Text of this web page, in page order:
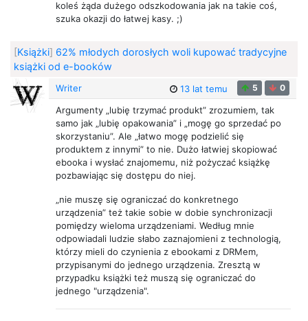
koleś żąda dużego odszkodowania jak na takie coś,
szuka okazji do łatwej kasy. ;)
[Książki] 62% młodych dorosłych woli kupować tradycyjne
książki od e-booków
Writer 13 lat temu 5 0
Argumenty „lubię trzymać produkt” zrozumiem, tak
samo jak „lubię opakowania” i „mogę go sprzedać po
skorzystaniu”. Ale „łatwo mogę podzielić się
produktem z innymi” to nie. Dużo łatwiej skopiować
ebooka i wysłać znajomemu, niż pożyczać książkę
pozbawiając się dostępu do niej.
„nie muszę się ograniczać do konkretnego
urządzenia” też takie sobie w dobie synchronizacji
pomiędzy wieloma urządzeniami. Według mnie
odpowiadali ludzie słabo zaznajomieni z technologią,
którzy mieli do czynienia z ebookami z DRMem,
przypisanymi do jednego urządzenia. Zresztą w
przypadku książki też muszą się ograniczać do
jednego "urządzenia".